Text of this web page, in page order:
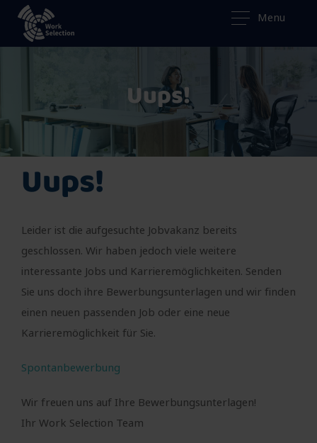
Menu
Uups!
Uups!
Leider ist die aufgesuchte Jobvakanz bereits
geschlossen. Wir haben jedoch viele weitere
interessante Jobs und Karrieremöglichkeiten. Senden
Sie uns doch ihre Bewerbungsunterlagen und wir finden
einen neuen passenden Job oder eine neue
Karrieremöglichkeit für Sie.
Spontanbewerbung
Wir freuen uns auf Ihre Bewerbungsunterlagen!
Ihr Work Selection Team